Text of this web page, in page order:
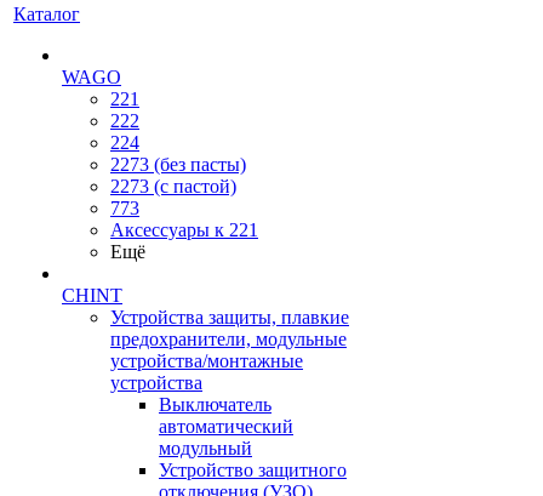
Каталог
WAGO
221
222
224
2273 (без пасты)
2273 (с пастой)
773
Аксессуары к 221
Ещё
CHINT
Устройства защиты, плавкие
предохранители, модульные
устройства/монтажные
устройства
Выключатель
автоматический
модульный
Устройство защитного
отключения (УЗО)